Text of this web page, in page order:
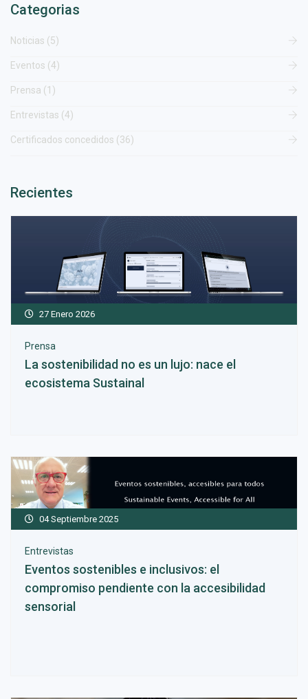
Categorias
Noticias (5)
Eventos (4)
Prensa (1)
Entrevistas (4)
Certificados concedidos (36)
Recientes
Prensa
27 Enero 2026
La sostenibilidad no es un lujo: nace el
ecosistema Sustainal
Entrevistas
04 Septiembre 2025
Eventos sostenibles e inclusivos: el
compromiso pendiente con la accesibilidad
sensorial